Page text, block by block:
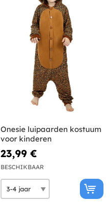
Onesie luipaarden kostuum
voor kinderen
23,99 €
BESCHIKBAAR